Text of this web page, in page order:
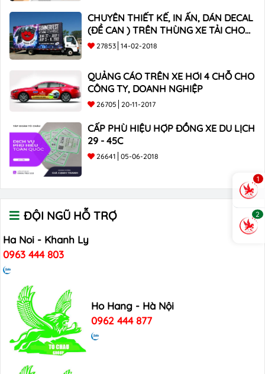
CHUYÊN THIẾT KẾ, IN ẤN, DÁN DECAL
(ĐỀ CAN ) TRÊN THÙNG XE TẢI CHO
CÔNG TY
27853 14-02-2018
QUẢNG CÁO TRÊN XE HƠI 4 CHỖ CHO
CÔNG TY, DOANH NGHIỆP
26705 20-11-2017
CẤP PHÙ HIỆU HỢP ĐỒNG XE DU LỊCH
29 - 45C
26641 05-06-2018
ĐỘI NGŨ HỖ TRỢ
Ha Noi - Khanh Ly
0963 444 803
Ho Hang - Hà Nội
0962 444 877
1
2